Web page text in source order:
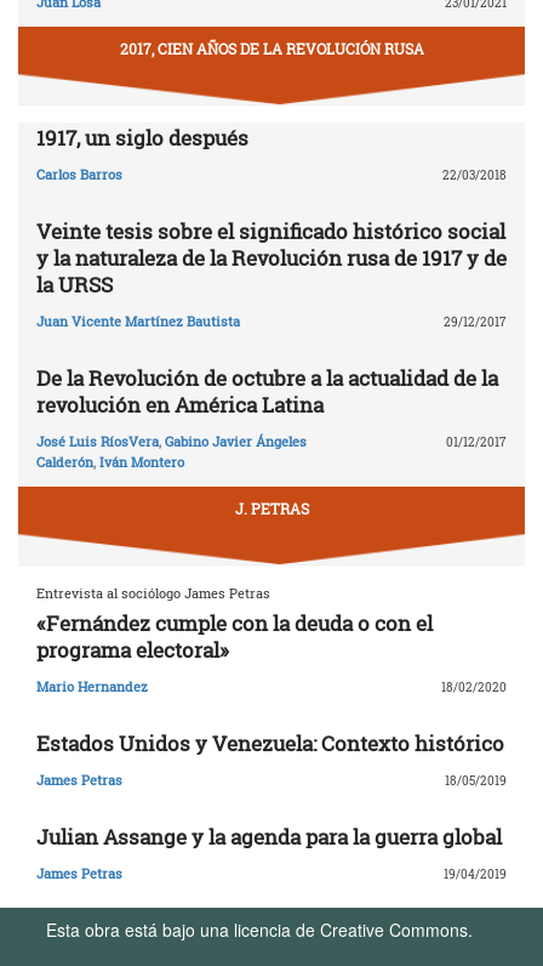
2017, CIEN AÑOS DE LA REVOLUCIÓN RUSA
1917, un siglo después
Carlos Barros 22/03/2018
Veinte tesis sobre el significado histórico social
y la naturaleza de la Revolución rusa de 1917 y de
la URSS
Juan Vicente Martínez Bautista 29/12/2017
De la Revolución de octubre a la actualidad de la
revolución en América Latina
José Luis RíosVera, Gabino Javier Ángeles
Calderón, Iván Montero
01/12/2017
J. PETRAS
Entrevista al sociólogo James Petras
«Fernández cumple con la deuda o con el
programa electoral»
Mario Hernandez 18/02/2020
Estados Unidos y Venezuela: Contexto histórico
James Petras 18/05/2019
Julian Assange y la agenda para la guerra global
James Petras 19/04/2019
Esta obra está bajo una licencia de Creative Commons.